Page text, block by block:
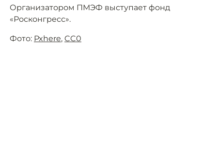
Организатором ПМЭФ выступает фонд
«Росконгресс».
Фото: Pxhere, CC0